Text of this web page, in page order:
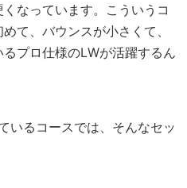
なっています。こういうコ
て、バウンスが小さくて、
プロ仕様のLWが活躍するん
いるコースでは、そんなセッ